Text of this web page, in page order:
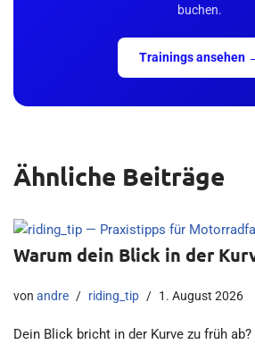
buchen.
Trainings ansehen
Ähnliche Beiträge
Warum dein Blick in der
von andre riding_tip 1. August 2026
Dein Blick bricht in der Kurve zu früh